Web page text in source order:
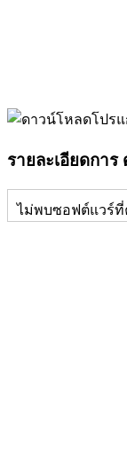
รายละเอียดกา
ไม่พบซอฟต์แวร์